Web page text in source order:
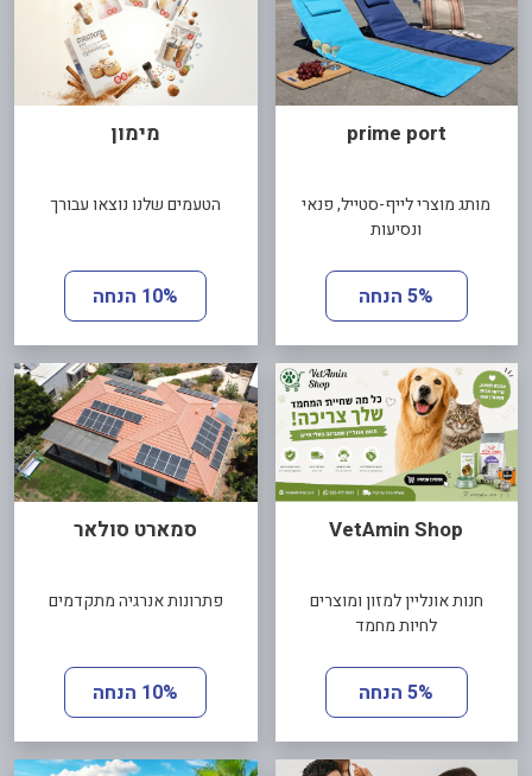
prime port
מותג מוצרי לייף-סטייל, פנאי
ונסיעות
5% הנחה
מימון
הטעמים שלנו נוצאו עבורך
10% הנחה
VetAmin Shop
חנות אונליין למזון ומוצרים
לחיות מחמד
5% הנחה
סמארט סולאר
פתרונות אנרגיה מתקדמים
10% הנחה